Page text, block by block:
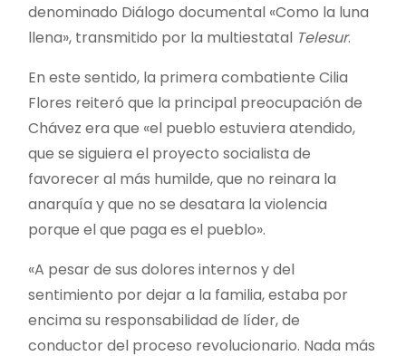
denominado Diálogo documental «Como la luna
llena», transmitido por la multiestatal Telesur.
En este sentido, la primera combatiente Cilia
Flores reiteró que la principal preocupación de
Chávez era que «el pueblo estuviera atendido,
que se siguiera el proyecto socialista de
favorecer al más humilde, que no reinara la
anarquía y que no se desatara la violencia
porque el que paga es el pueblo».
«A pesar de sus dolores internos y del
sentimiento por dejar a la familia, estaba por
encima su responsabilidad de líder, de
conductor del proceso revolucionario. Nada más